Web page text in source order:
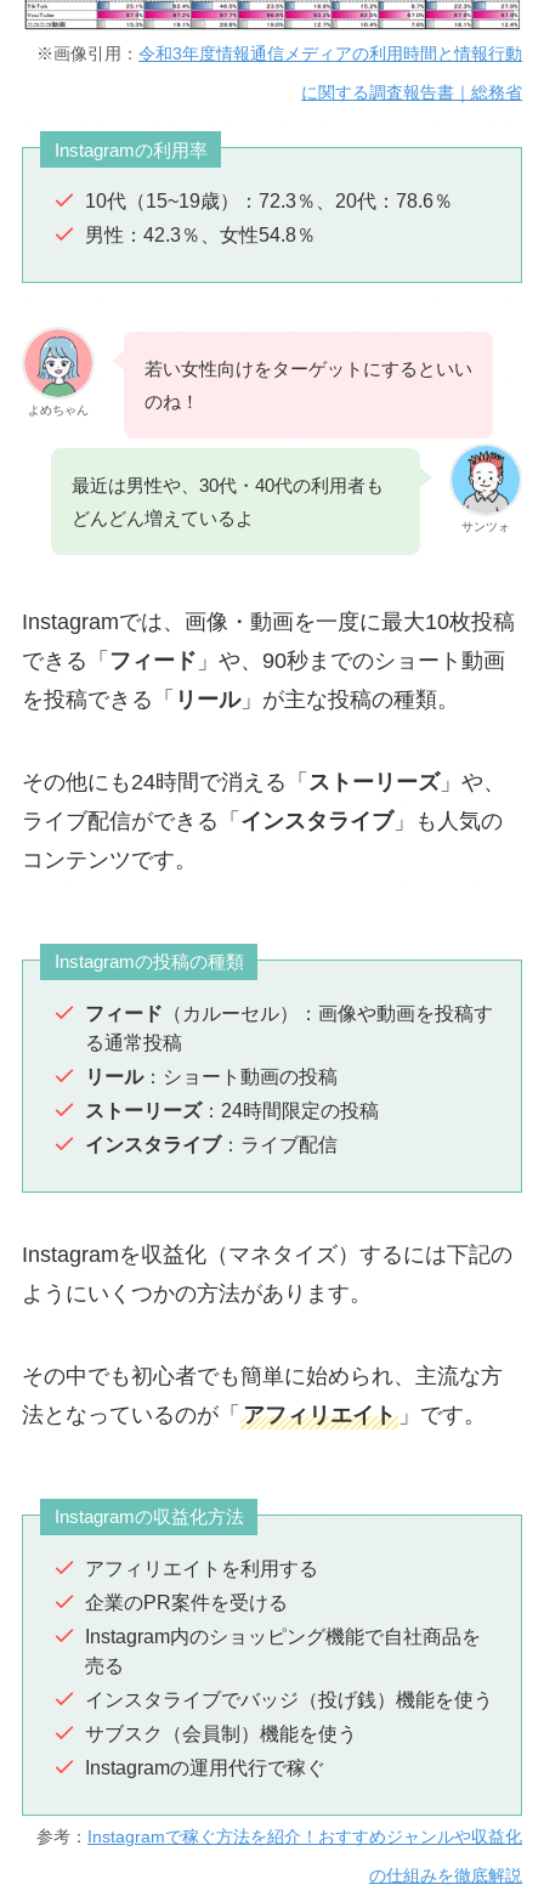
※画像引用：令和3年度情報通信メディアの利用時間と情報行動
に関する調査報告書｜総務省
Instagramの利用率
10代（15~19歳）：72.3％、20代：78.6％
男性：42.3％、女性54.8％
よめちゃん
若い女性向けをターゲットにするといい
のね！
サンツォ
最近は男性や、30代・40代の利用者も
どんどん増えているよ
Instagramでは、画像・動画を一度に最大10枚投稿
できる「 フィード 」や、90秒までのショート動画
を投稿できる「 リール」が主な投稿の種類。
その他にも24時間で消える「 ストーリーズ」や、
ライブ配信ができる「 インスタライブ」も人気の
コンテンツです。
Instagramの投稿の種類
フィード （カルーセル）：画像や動画を投稿す
る通常投稿
リール：ショート動画の投稿
ストーリーズ：24時間限定の投稿
インスタライブ：ライブ配信
Instagramを収益化（マネタイズ）するには下記の
ようにいくつかの方法があります。
その中でも初心者でも簡単に始められ、主流な方
法となっているのが「 アフィリエイト」です。
Instagramの収益化方法
アフィリエイトを利用する
企業のPR案件を受ける
Instagram内のショッピング機能で自社商品を
売る
インスタライブでバッジ（投げ銭）機能を使う
サブスク（会員制）機能を使う
Instagramの運用代行で稼ぐ
参考： Instagramで稼ぐ方法を紹介！おすすめジャンルや収益化
の仕組みを徹底解説